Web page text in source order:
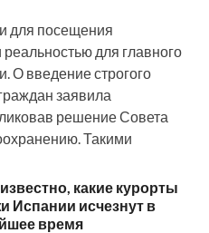
для посещения
для главного
О введение строгого
заявила
решение Совета
Такими
какие курорты
Испании исчезнут в
время